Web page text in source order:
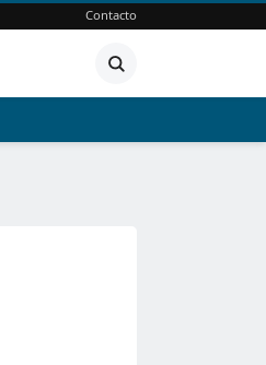
Contacto